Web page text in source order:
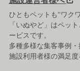
ひともペットも“ワク
「いぬやど」はペッ
ービスです。
多種多様な集客事例
施設利用者様の満足度